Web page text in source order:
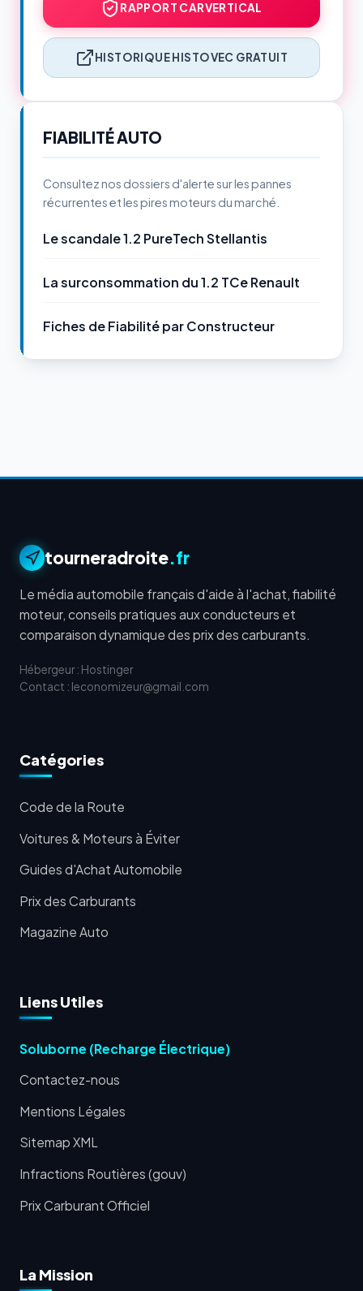
RAPPORT CARVERTICAL
HISTORIQUE HISTOVEC GRATUIT
FIABILITÉ AUTO
Consultez nos dossiers d'alerte sur les pannes
récurrentes et les pires moteurs du marché.
Le scandale 1.2 PureTech Stellantis
La surconsommation du 1.2 TCe Renault
Fiches de Fiabilité par Constructeur
tourneradroite.fr
Le média automobile français d'aide à l'achat, fiabilité
moteur, conseils pratiques aux conducteurs et
comparaison dynamique des prix des carburants.
Hébergeur : Hostinger
Contact : leconomizeur@gmail.com
Catégories
Code de la Route
Voitures & Moteurs à Éviter
Guides d'Achat Automobile
Prix des Carburants
Magazine Auto
Liens Utiles
Soluborne (Recharge Électrique)
Contactez-nous
Mentions Légales
Sitemap XML
Infractions Routières (gouv)
Prix Carburant Officiel
La Mission